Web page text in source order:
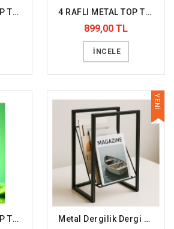
3 RAFLI METAL TOP TUTUCU 4 RAFLI METAL TOP TUTUCU
899,00 TL
İNCELE
5 RAFLI METAL TOP TUTUCU
YENİ
Metal Dergilik Dergi Tutucu Gazetelik